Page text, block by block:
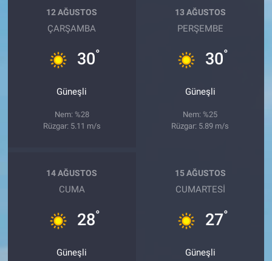
12 AĞUSTOS
ÇARŞAMBA
30°
Güneşli
Nem: %28
Rüzgar: 5.11 m/s
13 AĞUSTOS
PERŞEMBE
30°
Güneşli
Nem: %25
Rüzgar: 5.89 m/s
14 AĞUSTOS
CUMA
28°
Güneşli
15 AĞUSTOS
CUMARTESI
27°
Güneşli